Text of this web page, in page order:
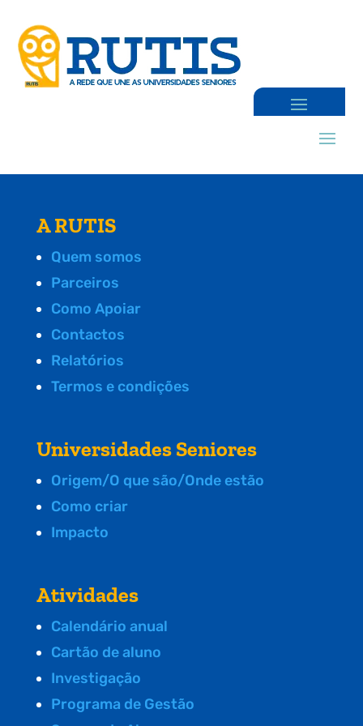
A RUTIS
Quem somos
Parceiros
Como Apoiar
Contactos
Relatórios
Termos e condições
Universidades Seniores
Origem/O que são/Onde estão
Como criar
Impacto
Atividades
Calendário anual
Cartão de aluno
Investigação
Programa de Gestão